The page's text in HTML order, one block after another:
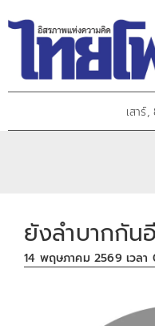
เสาร์
ยังลำบากกัน
14 พฤษภาคม 2569 เวลา